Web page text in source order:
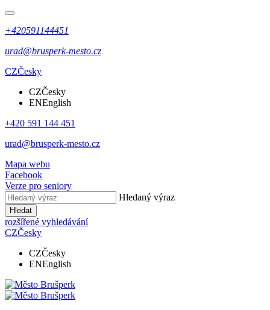
+420591144451
urad@brusperk-mesto.cz
CZČesky
CZČesky
ENEnglish
+420 591 144 451
urad@brusperk-mesto.cz
Mapa webu
Facebook
Verze pro seniory
Hledaný výraz
Hledat
rozšířené vyhledávání
CZČesky
CZČesky
ENEnglish